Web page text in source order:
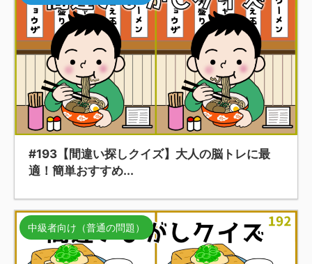
#193【間違い探しクイズ】大人の脳トレに最
適！簡単おすすめ...
中級者向け（普通の問題）